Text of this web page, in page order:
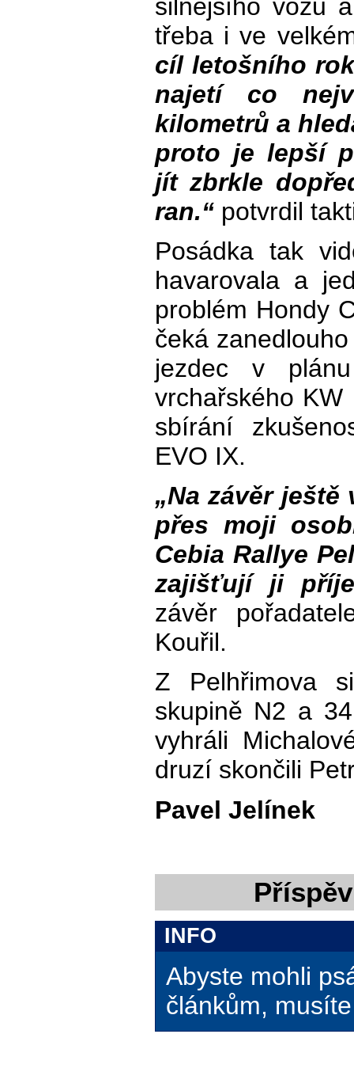
silnějšího vozu
třeba i ve
cíl letošního
najetí co
kilometrů a
proto je lepší
jít zbrkle
ran.“potvrdil
Posádka tak
havarovala a
problém Hondy
čeká
jezdec v
vrchařského
sbírání
EVO IX.
„Na závěr
přes moji
Cebia Rallye
zajišťují ji
závěr
Kouřil.
Z Pelhřimova
skupině N2 a
vyhráli
druzí skončili
Pavel Jelínek
INFO
Abyste mohli
článkům,